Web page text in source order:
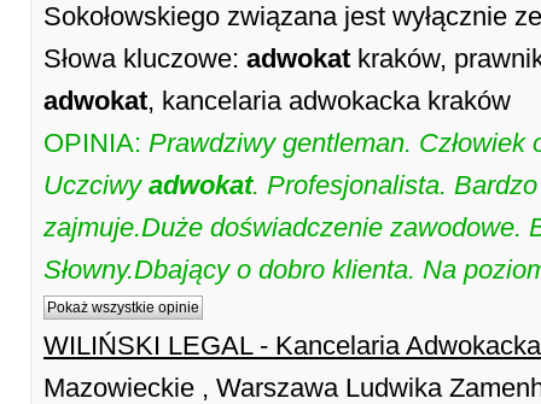
Sokołowskiego związana jest wyłącznie
Słowa kluczowe: adwokat kraków,
adwokat, kancelaria adwokacka kraków
OPINIA: Prawdziwy gentleman.
Uczciwy adwokat. Profesjonalista.
zajmuje.Duże doświadczenie zawodowe.
Słowny.Dbający o dobro klienta. Na
Pokaż wszystkie opinie
WILIŃSKI LEGAL - Kancelaria
Mazowieckie , Warszawa Ludwika